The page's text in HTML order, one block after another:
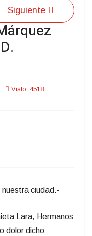
Siguiente
Visto: 4518
nuestra ciudad.-
Lara, Hermanos
dolor dicho